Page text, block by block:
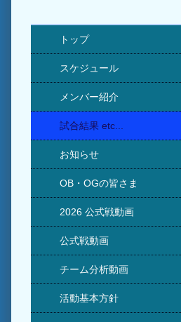
トップ
スケジュール
メンバー紹介
試合結果 etc...
お知らせ
OB・OGの皆さま
2026 公式戦動画
公式戦動画
チーム分析動画
活動基本方針